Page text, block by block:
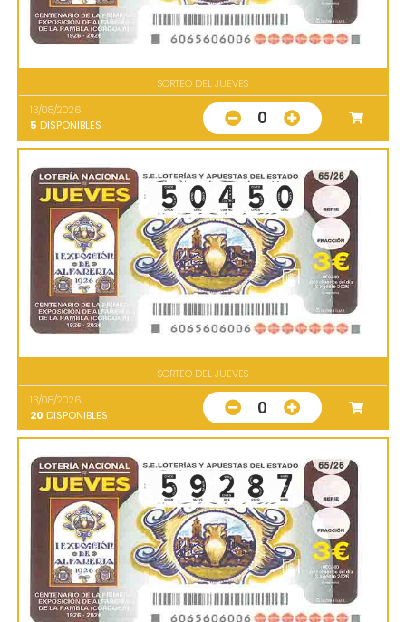
SORTEO DEL JUEVES
13/08/2026
5 DISPONIBLES 0
SORTEO DEL JUEVES
13/08/2026
20 DISPONIBLES 0